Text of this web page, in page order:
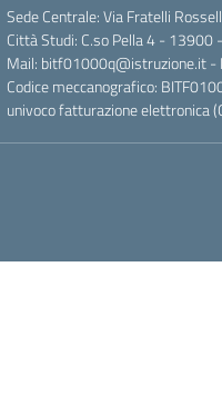
Sede Centrale: Via Fratelli
Città Studi: C.so Pella 4 -
Mail: bitf01000q@istruzione.it-
Codice meccanografico:
univoco fatturazione elettronica